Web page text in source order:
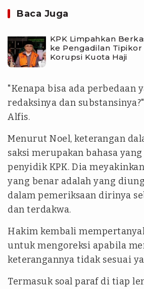
Baca Juga
KPK Limpahkan
ke Pengadilan Tipikor
Korupsi Kuota Haji
"Kenapa bisa ada perbedaan
redaksinya dan
Alfis.
Menurut Noel, keterangan
saksi merupakan bahasa
penyidik KPK. Dia
yang benar adalah yang
dalam pemeriksaan dirinya
dan terdakwa.
Hakim kembali
untuk mengoreksi apabila
keterangannya tidak sesuai
Termasuk soal paraf di tiap